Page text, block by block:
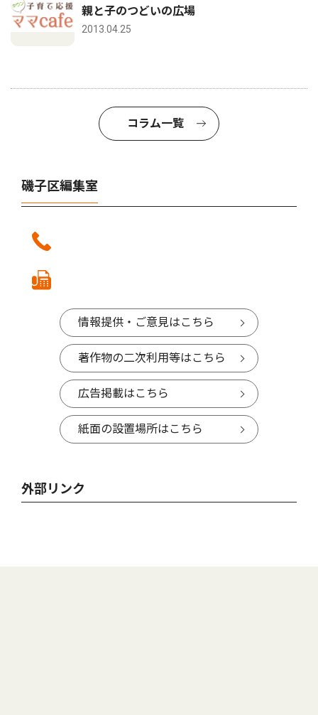
親と子のつどいの広場
2013.04.25
コラム一覧
磯子区編集室
情報提供・ご意見はこちら
著作物の二次利用等はこちら
広告掲載はこちら
紙面の設置場所はこちら
外部リンク